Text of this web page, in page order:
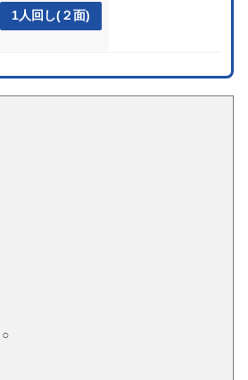
1人回し(２面)